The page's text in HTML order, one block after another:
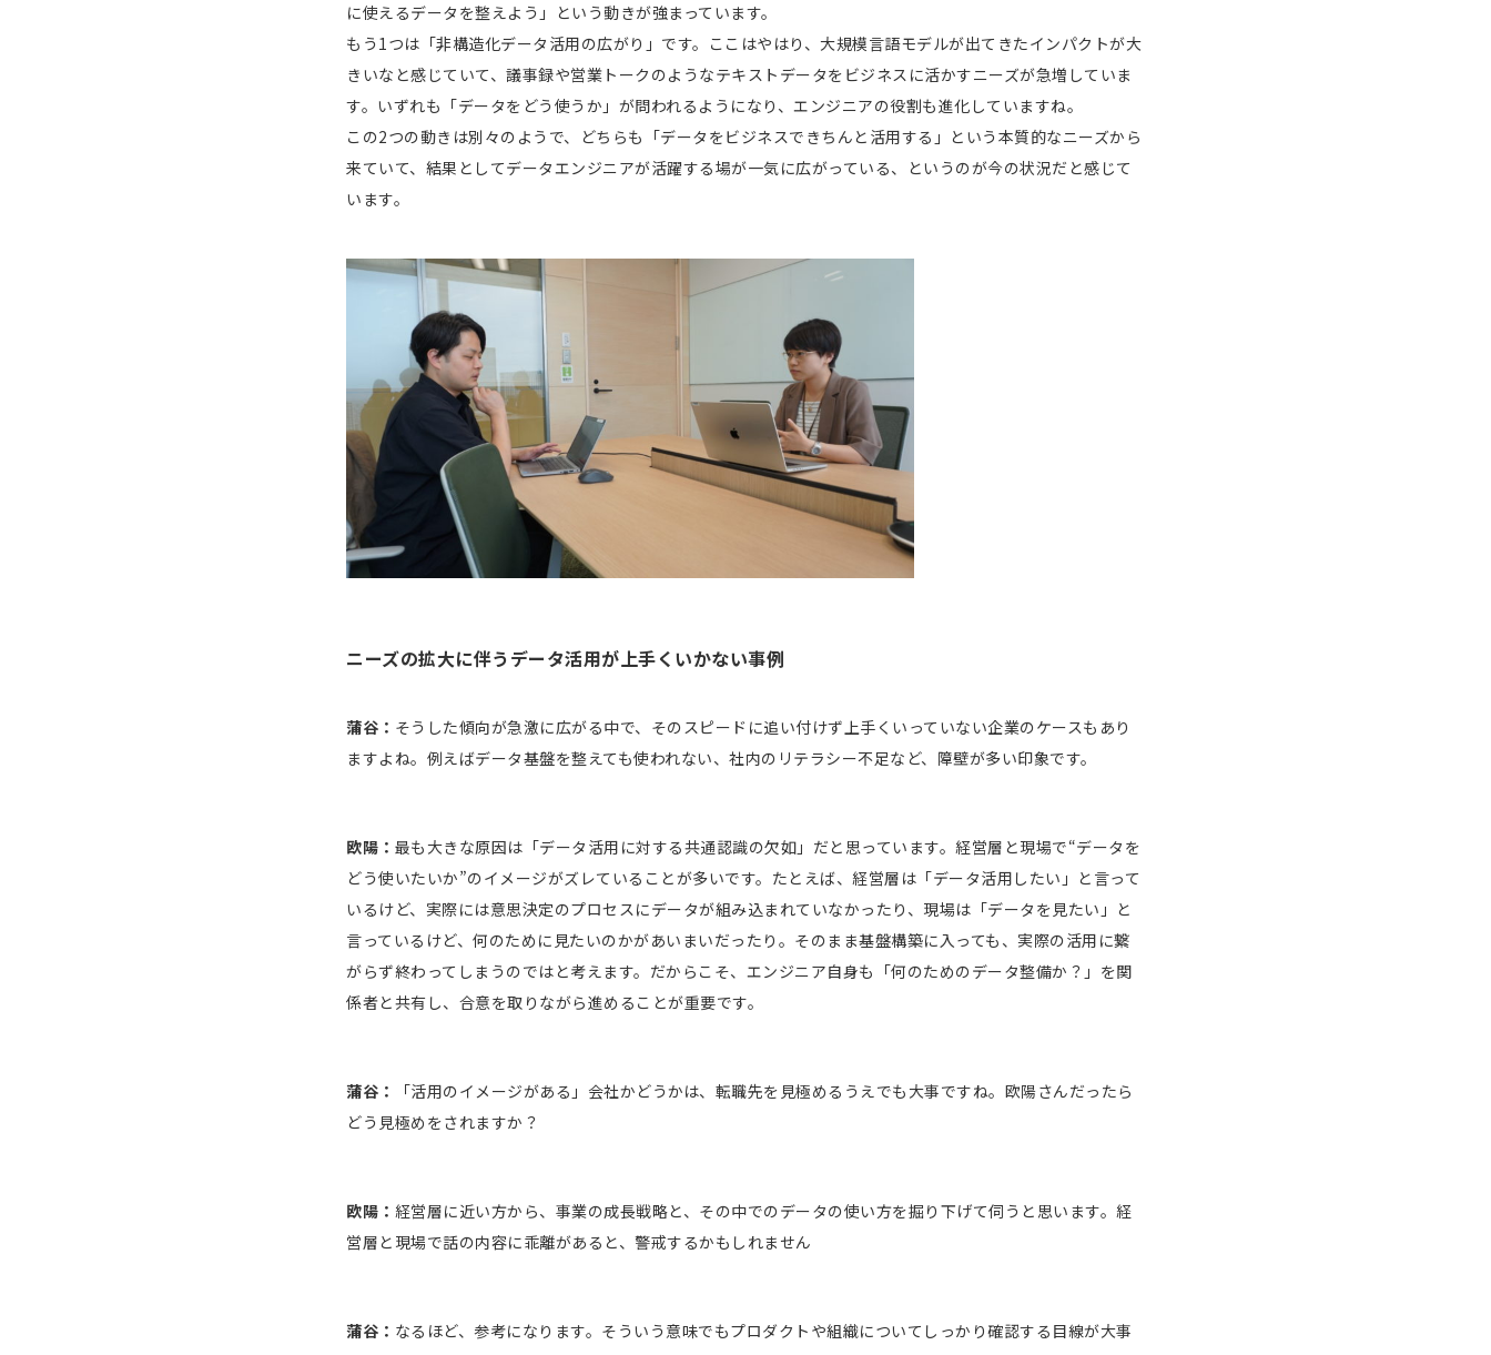
に使えるデータを整えよう」という動きが強まっています。
もう1つは「非構造化データ活用の広がり」です。ここはやはり、大規模言語モデルが出てきたインパクトが大
きいなと感じていて、議事録や営業トークのようなテキストデータをビジネスに活かすニーズが急増していま
す。いずれも「データをどう使うか」が問われるようになり、エンジニアの役割も進化していますね。
この2つの動きは別々のようで、どちらも「データをビジネスできちんと活用する」という本質的なニーズから
来ていて、結果としてデータエンジニアが活躍する場が一気に広がっている、というのが今の状況だと感じて
います。
ニーズの拡大に伴うデータ活用が上手くいかない事例
蒲谷： そうした傾向が急激に広がる中で、そのスピードに追い付けず上手くいっていない企業のケースもあり
ますよね。例えばデータ基盤を整えても使われない、社内のリテラシー不足など、障壁が多い印象です。
欧陽： 最も大きな原因は「データ活用に対する共通認識の欠如」だと思っています。経営層と現場で“データを
どう使いたいか”のイメージがズレていることが多いです。たとえば、経営層は「データ活用したい」と言って
いるけど、実際には意思決定のプロセスにデータが組み込まれていなかったり、現場は「データを見たい」と
言っているけど、何のために見たいのかがあいまいだったり。そのまま基盤構築に入っても、実際の活用に繋
がらず終わってしまうのではと考えます。だからこそ、エンジニア自身も「何のためのデータ整備か？」を関
係者と共有し、合意を取りながら進めることが重要です。
蒲谷：
「活用のイメージがある」会社かどうかは、転職先を見極めるうえでも大事ですね。欧陽さんだったら
どう見極めをされますか？
欧陽： 経営層に近い方から、事業の成長戦略と、その中でのデータの使い方を掘り下げて伺うと思います。経
営層と現場で話の内容に乖離があると、警戒するかもしれません
蒲谷： なるほど、参考になります。そういう意味でもプロダクトや組織についてしっかり確認する目線が大事